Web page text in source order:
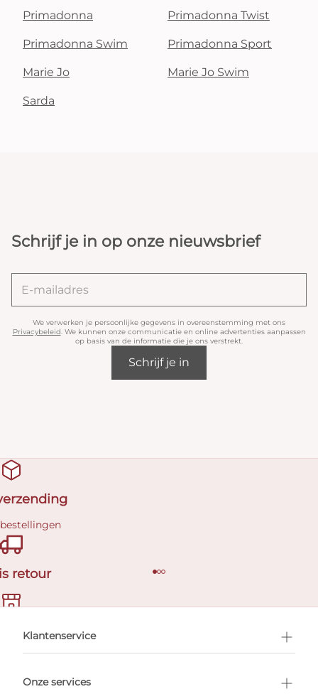
Primadonna Primadonna Twist
Primadonna Swim Primadonna Sport
Marie Jo Marie Jo Swim
Sarda
Schrijf je in op onze nieuwsbrief
We verwerken je persoonlijke gegevens in overeenstemming met ons
Privacybeleid. We kunnen onze communicatie en online advertenties aanpassen
op basis van de informatie die je ons verstrekt.
Schrijf je in
retour
afspraak
Klantenservice
Onze services